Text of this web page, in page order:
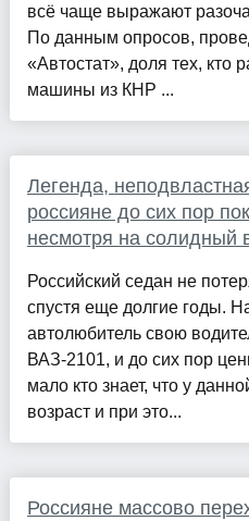
всё чаще выражают
По данным опросов,
«Автостат», доля тех, кто
машины из КНР ...
Легенда,
россияне до сих пор
несмотря на солидный
Российский седан не
спустя еще долгие годы.
автолюбитель свою
ВАЗ-2101, и до сих пор
мало кто знает, что у
возраст и при это...
Россияне массово